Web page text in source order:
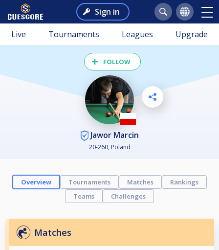
Sign in
Live Tournaments Leagues Upgrade
FOLLOW
Jawor Marcin
20-260, Poland
Overview Tournaments Matches
Rankings
Teams
Challenges
Matches